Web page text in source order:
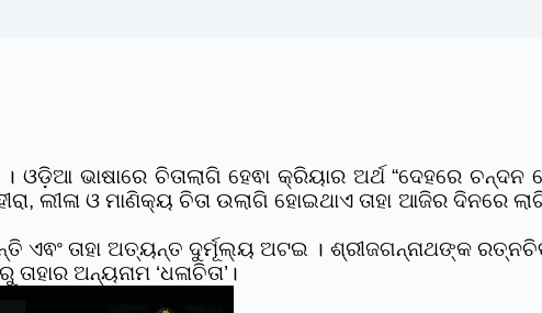
। ଓଡ଼ିଆ ଭାଷାରେ ଚିତାଲାଗି ହେଵା କ୍ରିୟାର ଅର୍ଥ “ଦେହରେ
ଲୀଳା ଓ ମାଣିକ୍ୟ ଚିତା ଉଲାଗି ହୋଇଥାଏ ତାହା ଆଜିର ଦିନରେ
ତାହା ଅତ୍ୟନ୍ତ ଦୁର୍ମୂଲ୍ୟ ଅଟଇ । ଶ୍ରୀଜଗନ୍ନାଥଙ୍କ ରତ୍ନଚିତାକୁ
ଅନ୍ୟନାମ ‘ଧଳାଚିତା’।